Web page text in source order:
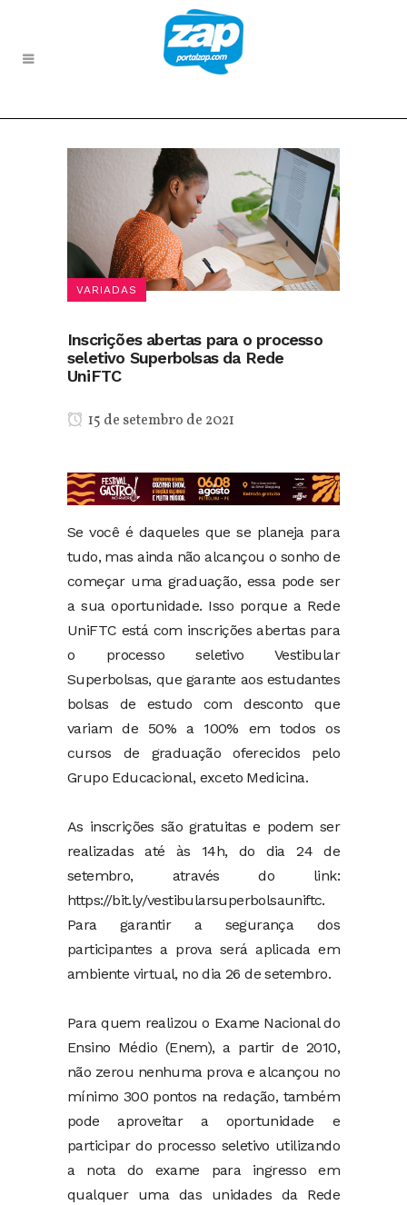
VARIADAS
Inscrições abertas para o processo
seletivo Superbolsas da Rede
UniFTC
15 de setembro de 2021
Se você é daqueles que se planeja para
tudo, mas ainda não alcançou o sonho de
começar uma graduação, essa pode ser
a sua oportunidade. Isso porque a Rede
UniFTC está com inscrições abertas para
o processo seletivo Vestibular
Superbolsas, que garante aos estudantes
bolsas de estudo com desconto que
variam de 50% a 100% em todos os
cursos de graduação oferecidos pelo
Grupo Educacional, exceto Medicina.
As inscrições são gratuitas e podem ser
realizadas até às 14h, do dia 24 de
setembro, através do link:
https://bit.ly/vestibularsuperbolsauniftc.
Para garantir a segurança dos
participantes a prova será aplicada em
ambiente virtual, no dia 26 de setembro.
Para quem realizou o Exame Nacional do
Ensino Médio (Enem), a partir de 2010,
não zerou nenhuma prova e alcançou no
mínimo 300 pontos na redação, também
pode aproveitar a oportunidade e
participar do processo seletivo utilizando
a nota do exame para ingresso em
qualquer uma das unidades da Rede